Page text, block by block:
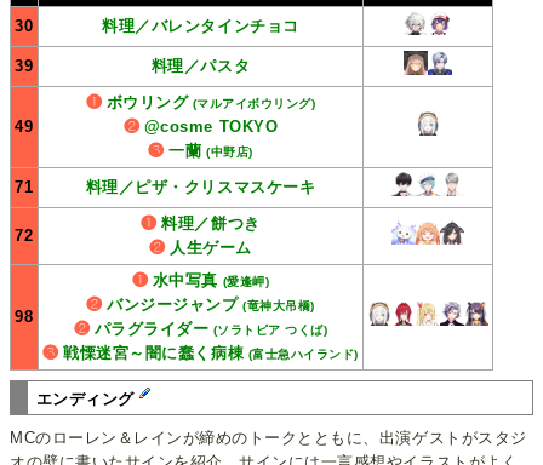
30
料理／バレンタインチョコ
39 料理／パスタ
49
❶ボウリング (マルアイボウリング)
❷@cosme TOKYO
❸一蘭 (中野店)
71 料理／ピザ・クリスマスケーキ
72
❶料理／餅つき
❷人生ゲーム
98
❶水中写真 (愛逢岬)
❷バンジージャンプ (竜神大吊橋)
❷パラグライダー (ソラトピア つくば)
❸戦慄迷宮～闇に蠢く病棟 (富士急ハイランド)
エンディング
MCのローレン＆レインが締めのトークとともに、出演ゲストがスタジ